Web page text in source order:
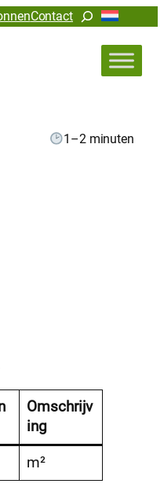
ContactZoeken
1–2 minuten
Omschrijv
ing
m²